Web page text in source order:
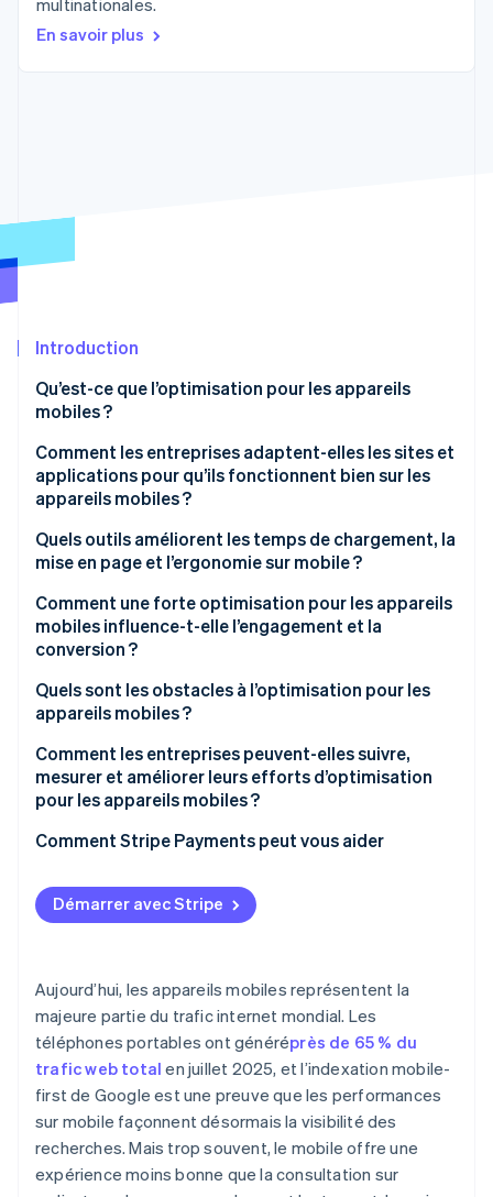
Découvrez les prochaines évolutions
Radar
Prévention de la fraude
Stripe Sessions 2026
Découvrez comment Stripe construit l’infrastructure
Regarder la vidéo
multinationales.
En savoir plus
Introduction
Qu’est-ce que l’optimisation pour les appareils
mobiles ?
Comment les entreprises adaptent-elles les sites et
applications pour qu’ils fonctionnent bien sur les
appareils mobiles ?
Conception réactive
Visuels simplifiés
Conception spécifique pour les écrans tactiles
Optimisation des performances
Quels outils améliorent les temps de chargement, la
mise en page et l’ergonomie sur mobile ?
Effectuez des audits de performance
Servez-vous des CDN et du cache
Optimisez les médias
Développez avec des frameworks réactifs
Testez sur de vrais appareils
Suivez le comportement des utilisateurs
Comment une forte optimisation pour les appareils
mobiles influence-t-elle l’engagement et la
conversion ?
La vitesse affecte le taux de rebond
L’expérience utilisateur (UX) influence la confiance
L’optimisation est source de conversion
Quels sont les obstacles à l’optimisation pour les
appareils mobiles ?
Compromis en matière de performance
Fragmentation des appareils et du réseau
Héritages du front-end
Comment les entreprises peuvent-elles suivre,
mesurer et améliorer leurs efforts d’optimisation
pour les appareils mobiles ?
Commencez par des indicateurs de performance
Segmentez les analyses par appareil
Faites la comparaison avec vos propres références
Comment Stripe Payments peut vous aider
Démarrer avec Stripe
Aujourd’hui, les appareils mobiles représentent la
majeure partie du trafic internet mondial. Les
téléphones portables ont généréprès de 65 % du
trafic web total en juillet 2025, et l’indexation mobile-
first de Google est une preuve que les performances
sur mobile façonnent désormais la visibilité des
recherches. Mais trop souvent, le mobile offre une
expérience moins bonne que la consultation sur